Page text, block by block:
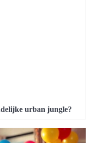
urban jungle?